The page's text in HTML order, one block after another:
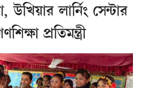
উখিয়ার লার্নিং সেন্টার
প্রতিমন্ত্রী